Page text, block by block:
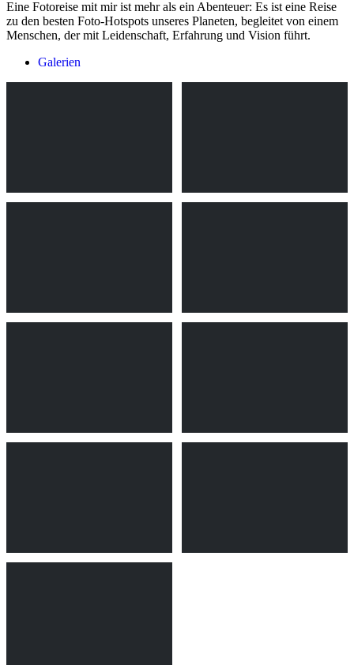
Eine Fotoreise mit mir ist mehr als ein Abenteuer: Es ist eine Reise
zu den besten Foto-Hotspots unseres Planeten, begleitet von einem
Menschen, der mit Leidenschaft, Erfahrung und Vision führt.
Galerien